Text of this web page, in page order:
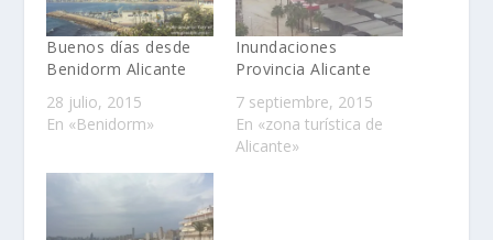
Buenos días desde
Benidorm Alicante
28 julio, 2015
En «Benidorm»
Inundaciones
Provincia Alicante
7 septiembre, 2015
En «zona turística de
Alicante»